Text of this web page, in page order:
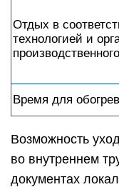
Отдых в
технологией и
Время для
Возможность
во внутреннем
документах